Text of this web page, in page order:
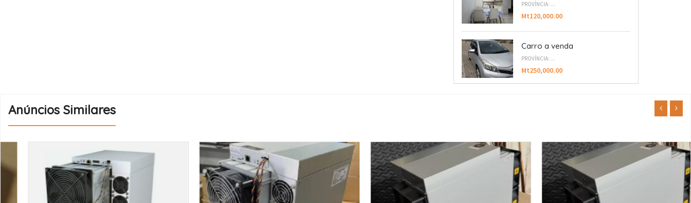
PROVÍNCIA: ...
Mt120,000.00
Carro a venda
PROVÍNCIA: ...
Mt250,000.00
Anúncios Similares